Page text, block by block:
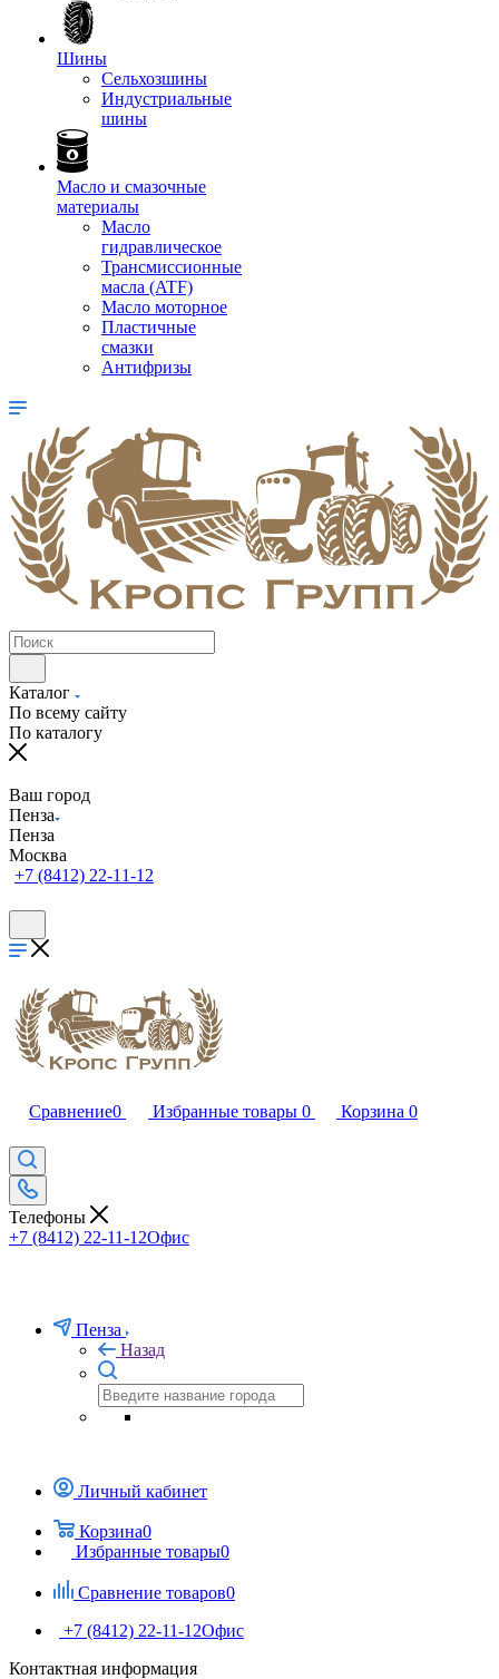
Шины
Сельхозшины
Индустриальные
шины
Масло и смазочные
материалы
Масло
гидравлическое
Трансмиссионные
масла (ATF)
Масло моторное
Пластичные
смазки
Антифризы
Каталог
По всему сайту
По каталогу
Ваш город
Пенза
Пенза
Москва
+7 (8412) 22-11-12
Сравнение0 Избранные товары 0 Корзина 0
Телефоны
+7 (8412) 22-11-12Офис
Пенза
Назад
Личный кабинет
Корзина0
Избранные товары0
Сравнение товаров0
+7 (8412) 22-11-12Офис
Контактная информация